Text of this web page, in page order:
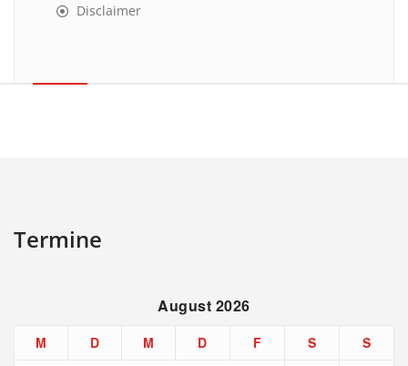
Disclaimer
Termine
August 2026
M D M D F S S